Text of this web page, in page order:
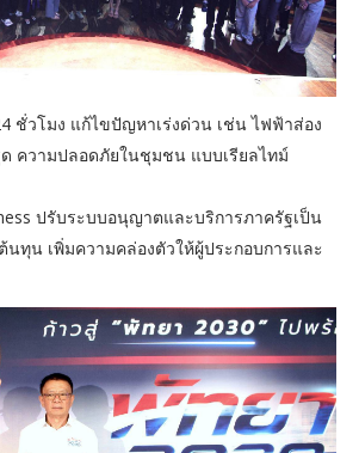
ชั่วโมง แก้ไขปัญหาเร่งด่วน เช่น ไฟฟ้าส่อง
ความปลอดภัยในชุมชน แบบเรียลไทม์
ปรับระบบอนุญาตและบริการภาครัฐเป็น
ทุน เพิ่มความคล่องตัวให้ผู้ประกอบการและ